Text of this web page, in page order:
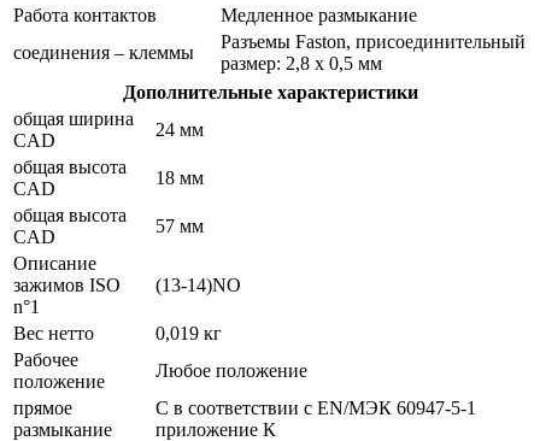
Работа контактов
Медленное размыкание
соединения – клеммы
Разъемы Faston, присоединительный
размер: 2,8 х 0,5 мм
Дополнительные характеристики
общая ширина
CAD
24 мм
общая высота
CAD
18 мм
общая высота
CAD
57 мм
Описание
зажимов ISO
n°1
(13-14)NO
Вес нетто
0,019 кг
Рабочее
положение
Любое положение
прямое
размыкание
С в соответствии с EN/МЭК 60947-5-1
приложение К